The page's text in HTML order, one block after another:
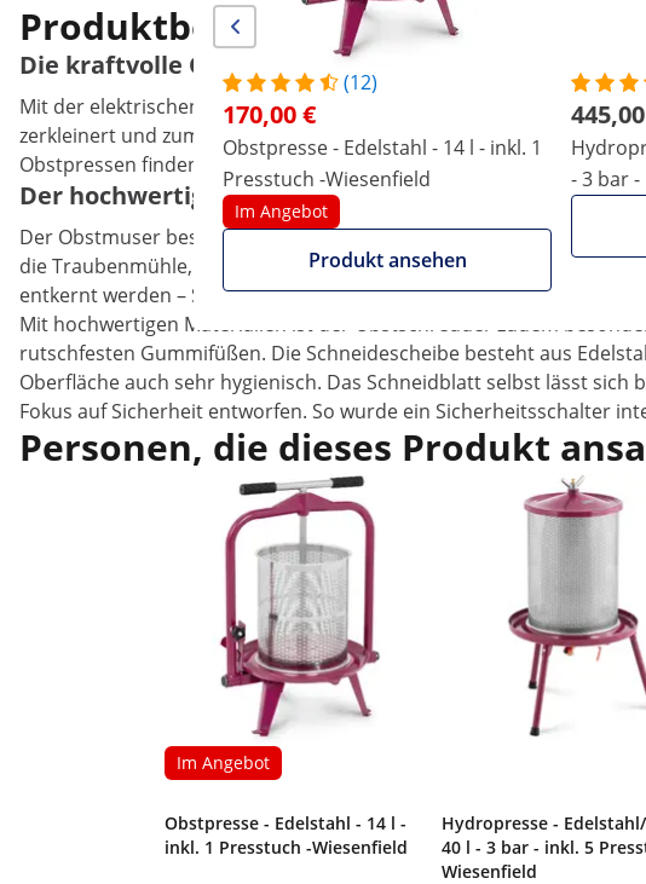
(12)
170,00 €
Obstpresse - Edelstahl - 14 l - inkl. 1
Presstuch -Wiesenfield
Im Angebot
Produkt ansehen
- 3 bar
Produktbeschreibung
Die kraftvolle Obstmühle zerkleinert bis zu 800 kg
Mit der elektrischen Obstmühle RCWP-1500S vonWiesenfield
zerkleinert und zum Entsaften vorbereitet werden. Eine Auswahl
Obstpressen finden Sie in der Kategorie Küchengeräte unseres Shops.
Der hochwertige Obsthäcksler überzeugt nicht nur
Der Obstmuser besitzt einen kraftvollen Motor mit einer Leistung
die Traubenmühle, bis zu 800 kg Obst in einer Stunde zu
entkernt werden – Steinobst (Pfirsich, Kirsche, Nektarine,
Mit hochwertigen Materialien ist der Obstschredder zudem
rutschfesten Gummifüßen. Die Schneidescheibe besteht aus
Oberfläche auch sehr hygienisch. Das Schneidblatt selbst lässt
Fokus auf Sicherheit entworfen. So wurde ein Sicherheitsschalter
Personen, die dieses Produkt
Im Angebot
Obstpresse - Edelstahl - 14 l -
inkl. 1 Presstuch -Wiesenfield
Hydropresse -
40 l - 3 bar - inkl. 5
Wiesenfield